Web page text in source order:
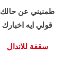
طمنيني عن حالك
قولي ايه اخبارك
سقفة للاندال